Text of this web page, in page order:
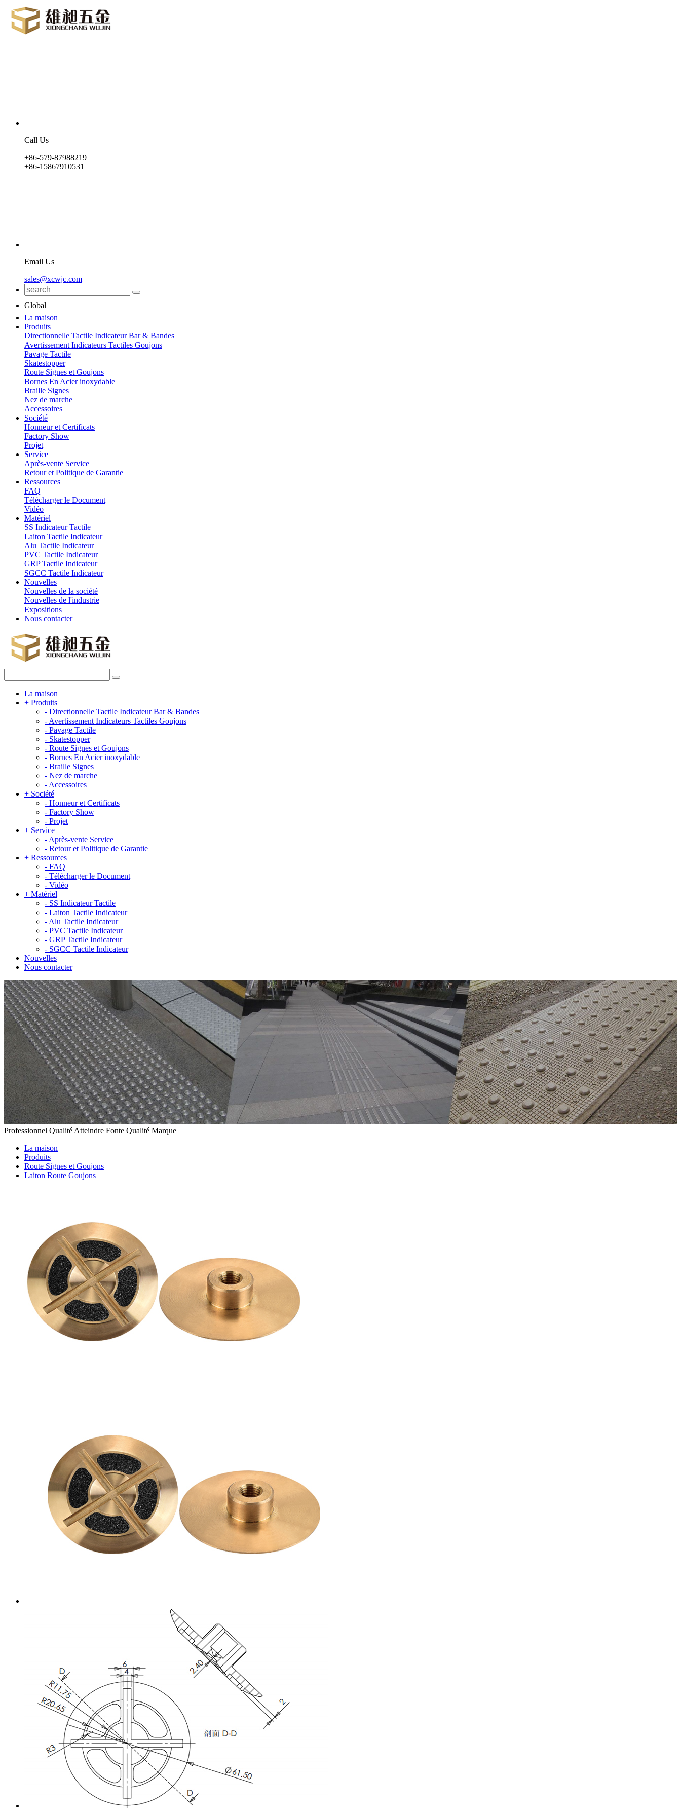
Call Us
+86-579-87988219
+86-15867910531
Email Us
sales@xcwjc.com
Global
La maison
Produits
Directionnelle Tactile Indicateur Bar & Bandes
Avertissement Indicateurs Tactiles Goujons
Pavage Tactile
Skatestopper
Route Signes et Goujons
Bornes En Acier inoxydable
Braille Signes
Nez de marche
Accessoires
Société
Honneur et Certificats
Factory Show
Projet
Service
Après-vente Service
Retour et Politique de Garantie
Ressources
FAQ
Télécharger le Document
Vidéo
Matériel
SS Indicateur Tactile
Laiton Tactile Indicateur
Alu Tactile Indicateur
PVC Tactile Indicateur
GRP Tactile Indicateur
SGCC Tactile Indicateur
Nouvelles
Nouvelles de la société
Nouvelles de l'industrie
Expositions
Nous contacter
La maison
+ Produits
- Directionnelle Tactile Indicateur Bar & Bandes
- Avertissement Indicateurs Tactiles Goujons
- Pavage Tactile
- Skatestopper
- Route Signes et Goujons
- Bornes En Acier inoxydable
- Braille Signes
- Nez de marche
- Accessoires
+ Société
- Honneur et Certificats
- Factory Show
- Projet
+ Service
- Après-vente Service
- Retour et Politique de Garantie
+ Ressources
- FAQ
- Télécharger le Document
- Vidéo
+ Matériel
- SS Indicateur Tactile
- Laiton Tactile Indicateur
- Alu Tactile Indicateur
- PVC Tactile Indicateur
- GRP Tactile Indicateur
- SGCC Tactile Indicateur
Nouvelles
Nous contacter
Professionnel Qualité Atteindre Fonte Qualité Marque
La maison
Produits
Route Signes et Goujons
Laiton Route Goujons